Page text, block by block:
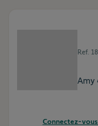
Ref.
Amy
Connectez-